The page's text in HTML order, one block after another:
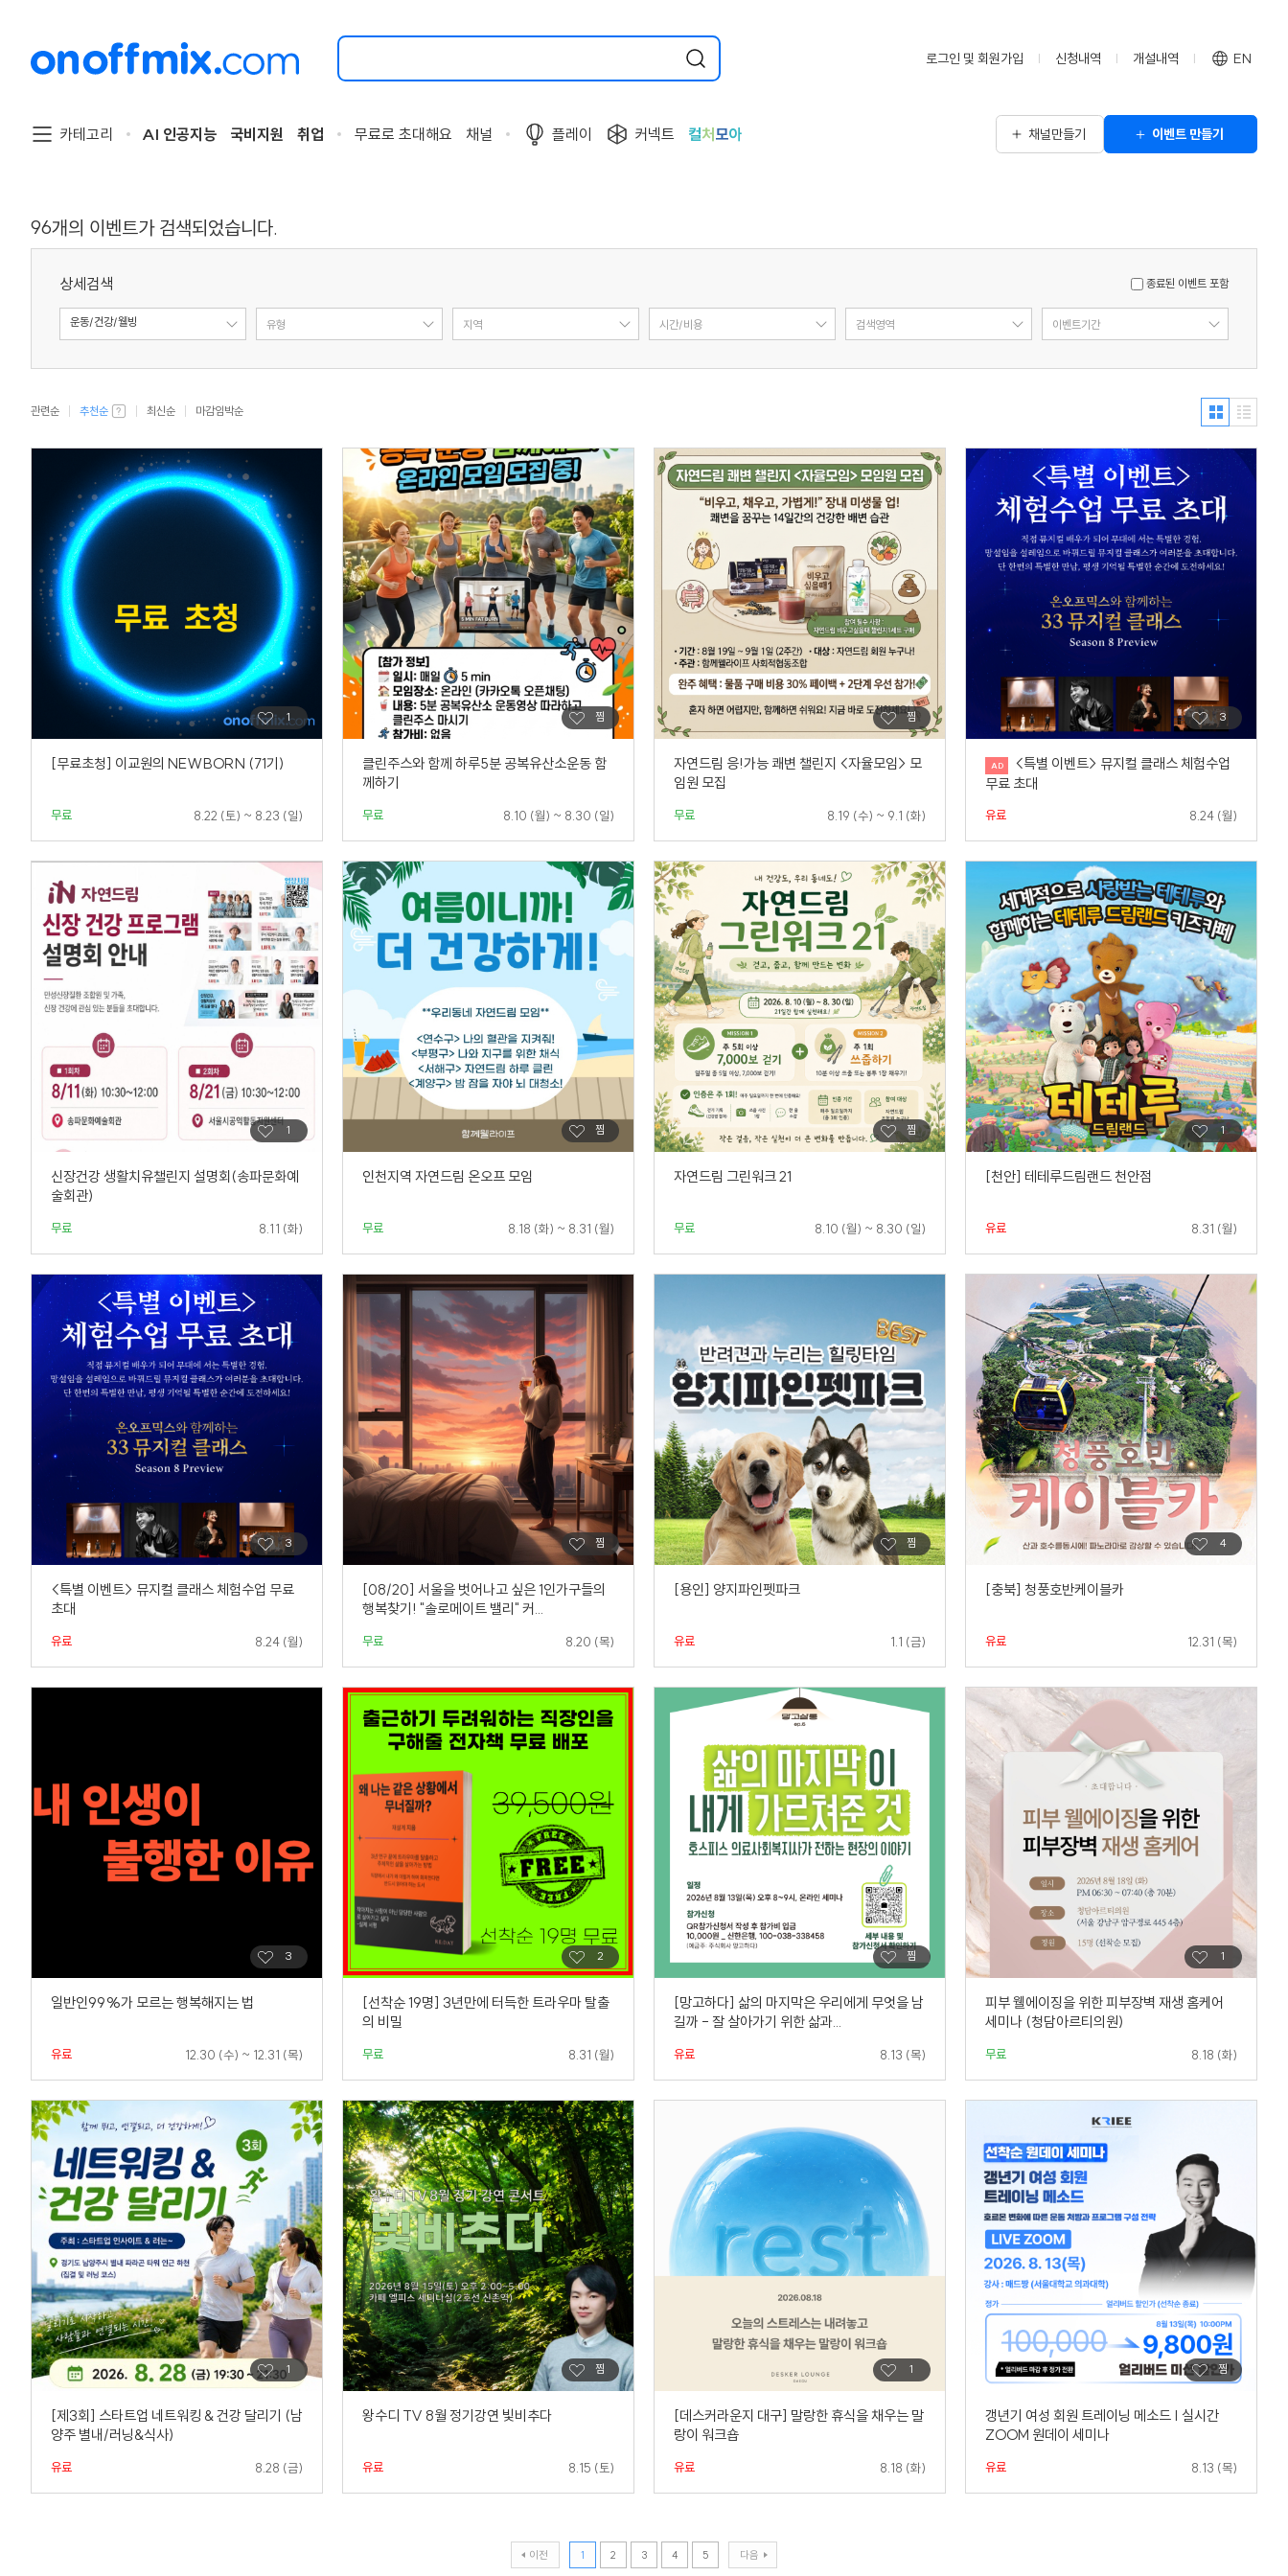
검
할
트
요.
로그인 및 회원가입 신청내역 개설내역 EN
카테고리 AI 인공지능 국비지원 취업 무료로 초대해요 채널 플레이 커넥트 컬처 모아 채널만들기 이벤트 만들기
96개의 이벤트가 검색되었습니다.
상세검색 종료된 이벤트 포함
주제
운동/건강/웰빙 유형 지역 시간/비용 검색영역 이벤트기간
관련순 추천순 최신순 마감임박순
[무료초청] 이교원의 NEWBORN (71기)
무료 8.22 (토) ~ 8.23 (일)
클린주스와 함께 하루5분 공복유산소운동 함
께하기
무료 8.10 (월) ~ 8.30 (일)
자연드림 응!가능 쾌변 챌린지 <자율모임> 모
임원 모집
무료 8.19 (수) ~ 9.1 (화)
<특별 이벤트> 뮤지컬 클래스 체험수업
무료 초대
유료 8.24 (월)
신장건강 생활치유챌린지 설명회(송파문화예
술회관)
무료 8.11 (화)
인천지역 자연드림 온오프 모임
무료 8.18 (화) ~ 8.31 (월)
자연드림 그린워크 21
무료 8.10 (월) ~ 8.30 (일)
[천안] 테테루드림랜드 천안점
유료 8.31 (월)
<특별 이벤트> 뮤지컬 클래스 체험수업 무료
초대
유료 8.24 (월)
[08/20] 서울을 벗어나고 싶은 1인가구들의
행복찾기! "솔로메이트 밸리" 커...
무료 8.20 (목)
[용인] 양지파인펫파크
유료 1.1 (금)
[충북] 청풍호반케이블카
유료 12.31 (목)
일반인99%가 모르는 행복해지는 법
유료 12.30 (수) ~ 12.31 (목)
[선착순 19명] 3년만에 터득한 트라우마 탈출
의 비밀
무료 8.31 (월)
[망고하다] 삶의 마지막은 우리에게 무엇을 남
길까 - 잘 살아가기 위한 삶과...
유료 8.13 (목)
피부 웰에이징을 위한 피부장벽 재생 홈케어
세미나 (청담아르티의원)
무료 8.18 (화)
[제3회] 스타트업 네트워킹 & 건강 달리기 (남
양주 별내/러닝&식사)
유료 8.28 (금)
왕수디 TV 8월 정기강연 빛비추다
유료 8.15 (토)
[데스커라운지 대구] 말랑한 휴식을 채우는 말
랑이 워크숍
유료 8.18 (화)
갱년기 여성 회원 트레이닝 메소드 | 실시간
ZOOM 원데이 세미나
유료 8.13 (목)
이전 1 2 3 4 5 다음